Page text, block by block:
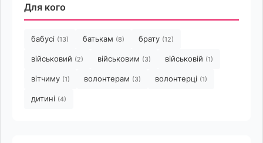
Для кого
бабусі (13) батькам (8) брату (12)
військовий (2) військовим (3) військовій (1)
вітчиму (1) волонтерам (3) волонтерці (1)
дитині (4)